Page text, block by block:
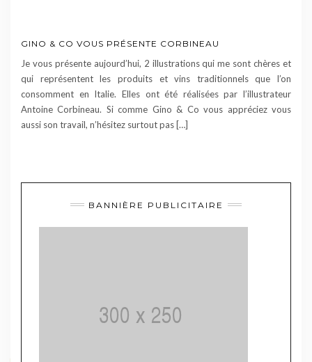
GINO & CO VOUS PRÉSENTE CORBINEAU
Je vous présente aujourd’hui, 2 illustrations qui me sont chères et
qui représentent les produits et vins traditionnels que l’on
consomment en Italie. Elles ont été réalisées par l’illustrateur
Antoine Corbineau. Si comme Gino & Co vous appréciez vous
aussi son travail, n’hésitez surtout pas […]
BANNIÈRE PUBLICITAIRE